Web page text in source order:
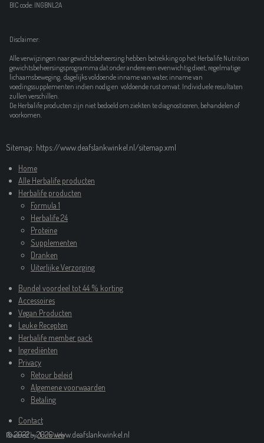
BIC code: INGBNL2A
Disclaimer:
Alle verwijzingen naar gewichtsbeheersing hebben betrekking op het Herbalife Nutrition
gewichtsbeheersingsprogramma dat onder andere een evenwichtig dieet, regelmatige
lichaamsbeweging, dagelijks voldoende inname van water, inname van
voedingssupplementen indien nodig en voldoende rust omvat. Individuele resultaten
zullen verschillen.
De Herbalife producten zijn niet bedoeld om ziekten te diagnosticeren, behandelen of
voorkomen.
Sitemap: https://www.deafslankwinkel.nl/sitemap.xml
Home
Alle Herbalife producten
Herbalife producten
Formula 1
Herbalife 24
Proteïne
Supplementen
Dranken
Uiterlijke Verzorging
Bundel voordeel tot 44 % korting
Accessoires
Vegan Producten
Leuke Recepten
Herbalife member pack
Ingrediënten
Privacy
Retour beleid
Algemene voorwaarden
Betaling
Contact
© 2022 - 2026 www.deafslankwinkel.nl
Powered byJouwWeb